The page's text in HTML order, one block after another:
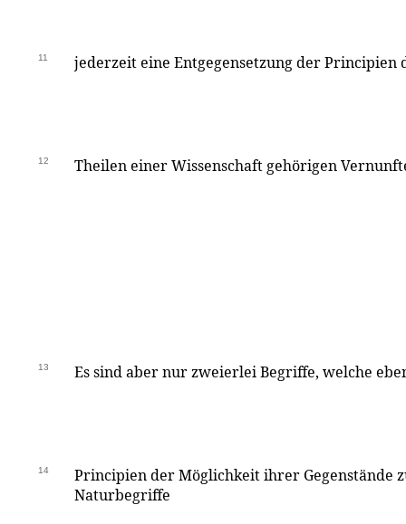
11 jederzeit eine Entgegensetzung der Principien
12 Theilen einer Wissenschaft gehörigen
13 Es sind aber nur zweierlei Begriffe, welche
14
Principien der Möglichkeit ihrer Gegenstände
Naturbegriffe